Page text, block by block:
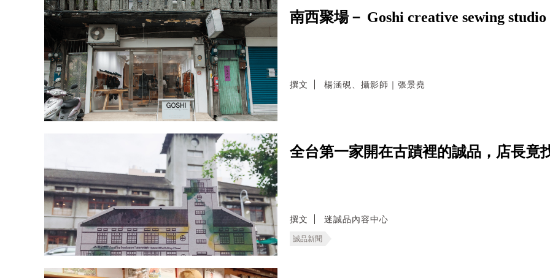
南西聚場－ Goshi creative sewing studio
撰文 楊涵硯、攝影師｜張景堯
全台第一家開在古蹟裡的誠品，店長竟
撰文 迷誠品內容中心
誠品新聞